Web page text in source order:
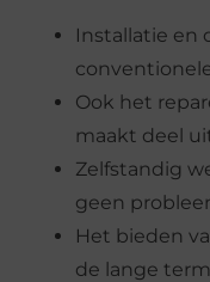
Installatie en
Ook het
maakt deel
Zelfstandig
geen
Het bieden
de lange